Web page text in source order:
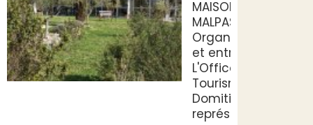
MAISON DU
MALPAS
Organismes
et entreprises
L'Office de
Tourisme La
Domitienne
représente 8